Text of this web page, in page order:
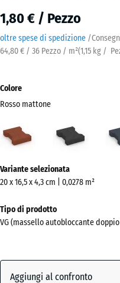
1,80 € / Pezzo
oltre spese di spedizione /
64,80 € / 36 Pezzo / m²(1,15 kg /
Colore
Rosso mattone
mattone
informazioni
sui
colori?
Mostra
Variante selezionata
20 x 16,5 x 4,3 cm | 0,0278 m²
Tipo di prodotto
VG (massello autobloccante
Aggiungi al confronto